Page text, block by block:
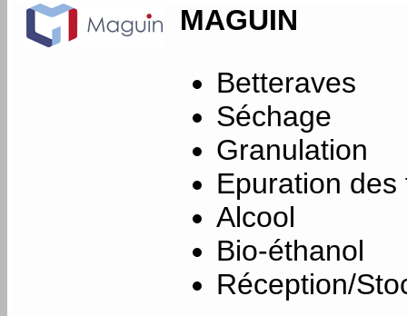
MAGUIN
Betteraves
Séchage
Granulation
Epuration des
Alcool
Bio-éthanol
Réception/